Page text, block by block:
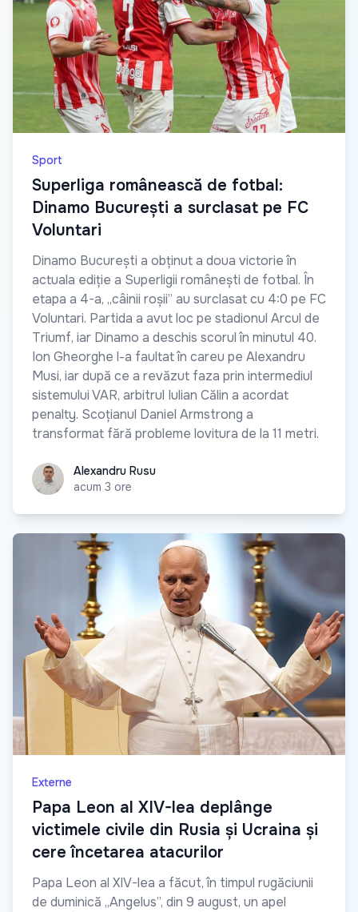
Sport
Superliga românească de fotbal:
Dinamo București a surclasat pe FC
Voluntari
Dinamo București a obținut a doua victorie în
actuala ediție a Superligii românești de fotbal. În
etapa a 4-a, „câinii roșii” au surclasat cu 4:0 pe FC
Voluntari. Partida a avut loc pe stadionul Arcul de
Triumf, iar Dinamo a deschis scorul în minutul 40.
Ion Gheorghe l-a faultat în careu pe Alexandru
Musi, iar după ce a revăzut faza prin intermediul
sistemului VAR, arbitrul Iulian Călin a acordat
penalty. Scoțianul Daniel Armstrong a
transformat fără probleme lovitura de la 11 metri.
Alexandru Rusu
Alexandru Rusu
acum 3 ore
Externe
Papa Leon al XIV-lea deplânge
victimele civile din Rusia și Ucraina și
cere încetarea atacurilor
Papa Leon al XIV-lea a făcut, în timpul rugăciunii
de duminică „Angelus”, din 9 august, un apel